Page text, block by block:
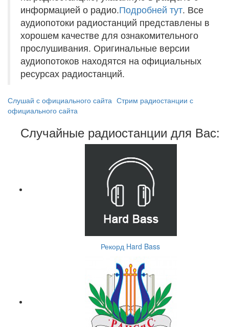
информацией о радио.Подробней тут. Все
аудиопотоки радиостанций представлены в
хорошем качестве для ознакомительного
прослушивания. Оригинальные версии
аудиопотоков находятся на официальных
ресурсах радиостанций.
Слушай с официального сайта Стрим радиостанции с
официального сайта
Случайные радиостанции для Вас:
Рекорд Hard Bass